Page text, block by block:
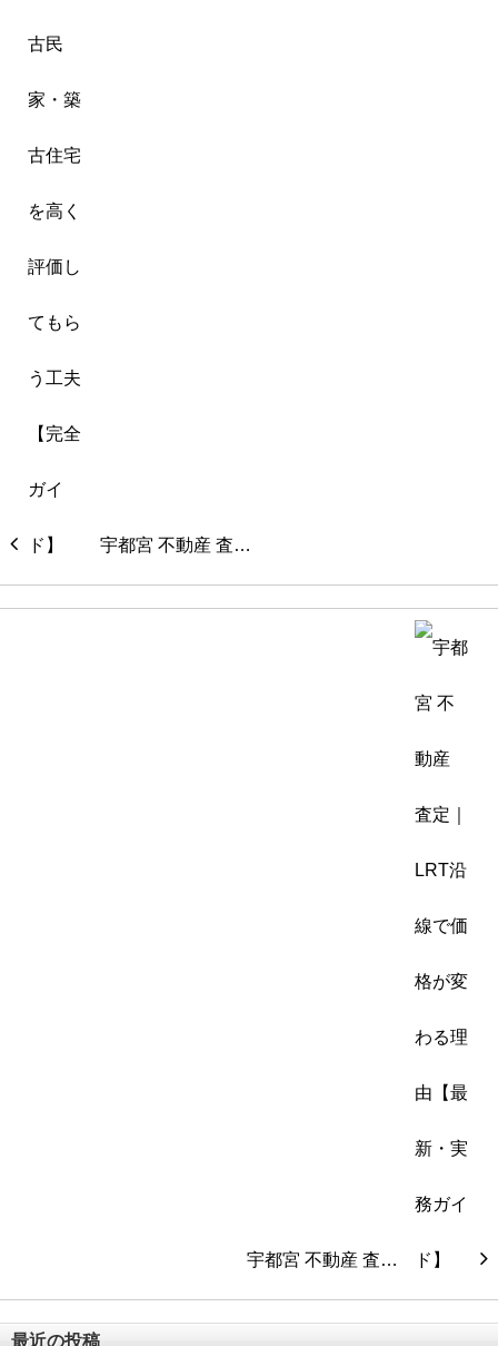
宇都宮 不動産 査…
宇都宮 不動産 査…
最近の投稿